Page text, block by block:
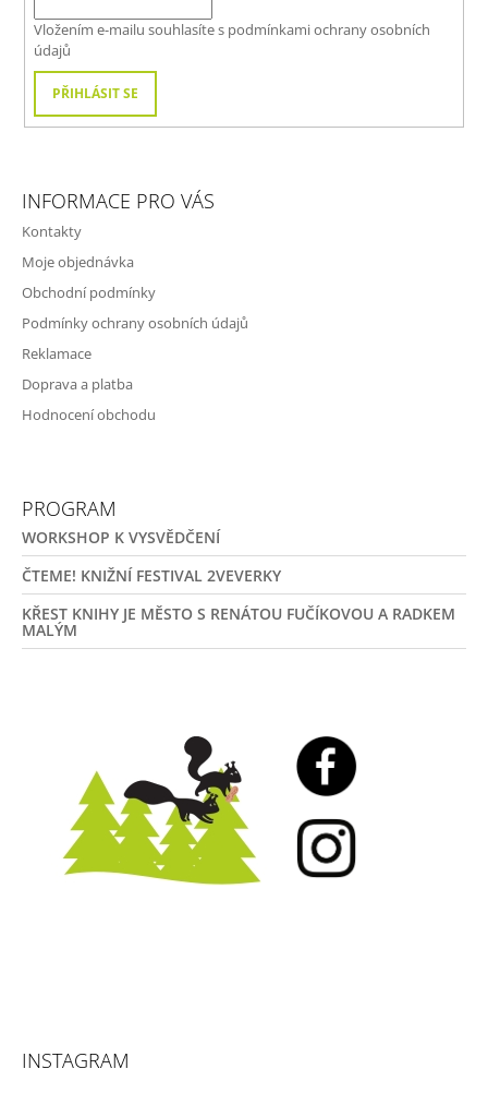
Vložením e-mailu souhlasíte s podmínkami ochrany osobních
údajů
PŘIHLÁSIT SE
INFORMACE PRO VÁS
Kontakty
Moje objednávka
Obchodní podmínky
Podmínky ochrany osobních údajů
Reklamace
Doprava a platba
Hodnocení obchodu
PROGRAM
WORKSHOP K VYSVĚDČENÍ
ČTEME! KNIŽNÍ FESTIVAL 2VEVERKY
KŘEST KNIHY JE MĚSTO S RENÁTOU FUČÍKOVOU A RADKEM
MALÝM
INSTAGRAM